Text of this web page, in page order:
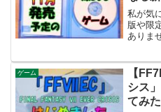
私が気
版や限
ありま
場合は
2025年
ゲーム
【
シス
てみ